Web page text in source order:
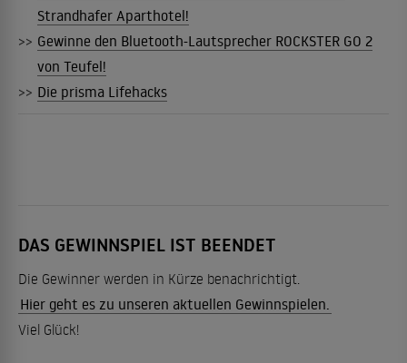
Strandhafer Aparthotel!
>> Gewinne den Bluetooth-Lautsprecher ROCKSTER GO 2
von Teufel!
>> Die prisma Lifehacks
DAS GEWINNSPIEL IST BEENDET
Die Gewinner werden in Kürze benachrichtigt.
Hier geht es zu unseren aktuellen Gewinnspielen.
Viel Glück!